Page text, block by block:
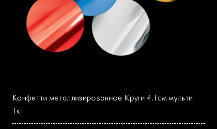
Конфетти металлизированное Круги 4.1см мульти
1кг